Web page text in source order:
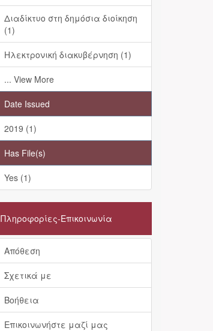
Διαδίκτυο στη δημόσια διοίκηση
(1)
Ηλεκτρονική διακυβέρνηση (1)
... View More
Date Issued
2019 (1)
Has File(s)
Yes (1)
Πληροφορίες-Επικοινωνία
Απόθεση
Σχετικά με
Βοήθεια
Επικοινωνήστε μαζί μας